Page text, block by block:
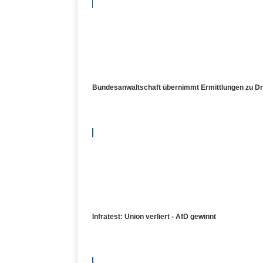
Bundesanwaltschaft übernimmt Ermittlungen zu
Infratest: Union verliert - AfD gewinnt